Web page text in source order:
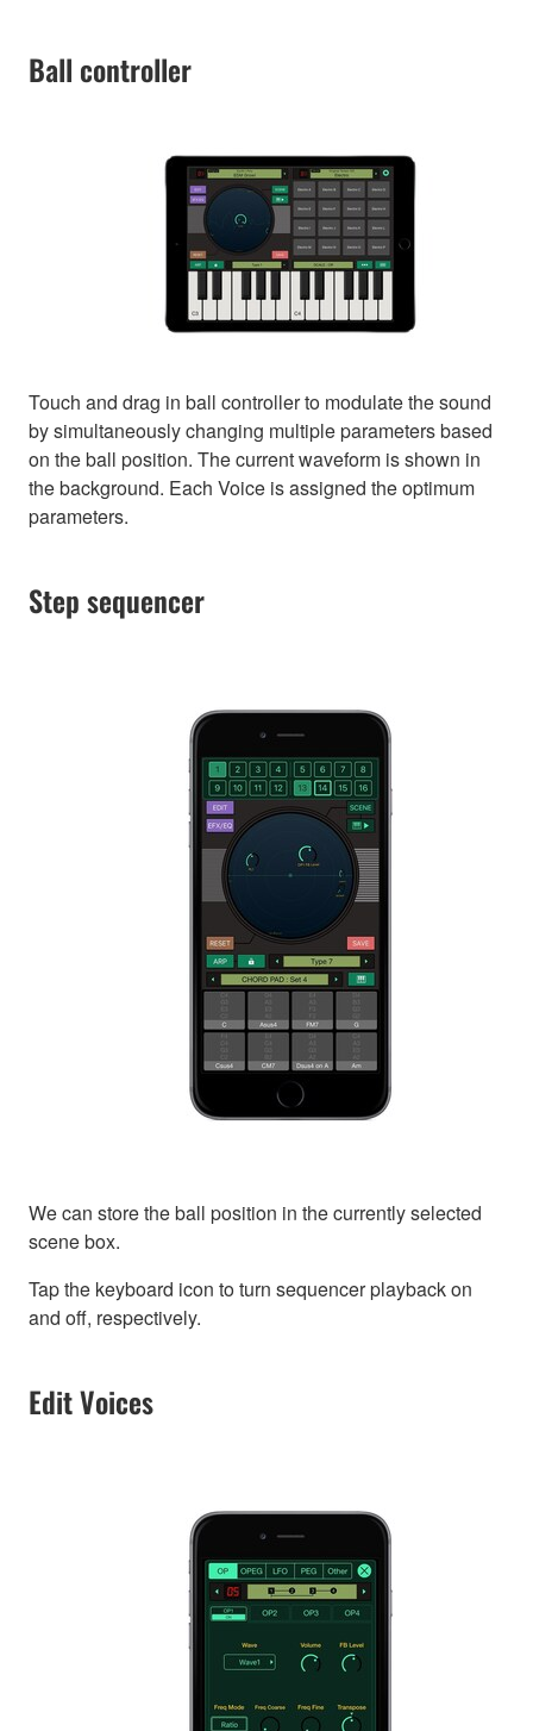
Ball controller
Touch and drag in ball controller to modulate the sound
by simultaneously changing multiple parameters based
on the ball position. The current waveform is shown in
the background. Each Voice is assigned the optimum
parameters.
Step sequencer
We can store the ball position in the currently selected
scene box.
Tap the keyboard icon to turn sequencer playback on
and off, respectively.
Edit Voices